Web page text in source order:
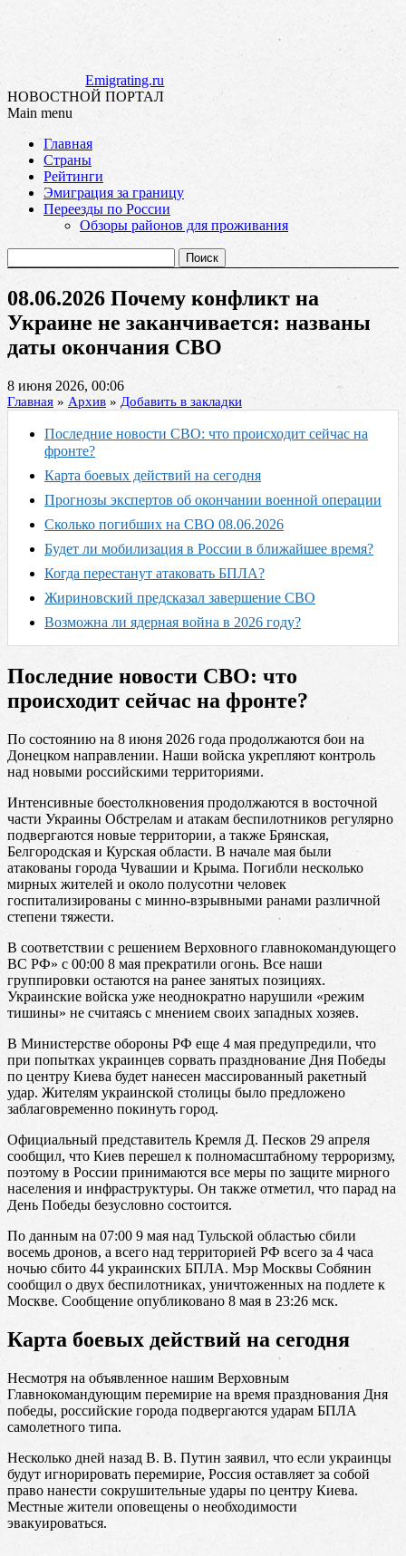
Emigrating.ru
НОВОСТНОЙ ПОРТАЛ
Main menu
content
Главная
Страны
Рейтинги
Эмиграция за границу
Переезды по России
Обзоры районов для проживания
08.06.2026 Почему конфликт на
Украине не заканчивается: названы
даты окончания СВО
8 июня 2026, 00:06
Главная » Архив » Добавить в закладки
Последние новости СВО: что происходит сейчас на
фронте?
Карта боевых действий на сегодня
Прогнозы экспертов об окончании военной операции
Сколько погибших на СВО 08.06.2026
Будет ли мобилизация в России в ближайшее время?
Когда перестанут атаковать БПЛА?
Жириновский предсказал завершение СВО
Возможна ли ядерная война в 2026 году?
Последние новости СВО: что
происходит сейчас на фронте?
По состоянию на 8 июня 2026 года продолжаются бои на
Донецком направлении. Наши войска укрепляют контроль
над новыми российскими территориями.
Интенсивные боестолкновения продолжаются в восточной
части Украины Обстрелам и атакам беспилотников регулярно
подвергаются новые территории, а также Брянская,
Белгородская и Курская области. В начале мая были
атакованы города Чувашии и Крыма. Погибли несколько
мирных жителей и около полусотни человек
госпитализированы с минно-взрывными ранами различной
степени тяжести.
В соответствии с решением Верховного главнокомандующего
ВС РФ» с 00:00 8 мая прекратили огонь. Все наши
группировки остаются на ранее занятых позициях.
Украинские войска уже неоднократно нарушили «режим
тишины» не считаясь с мнением своих западных хозяев.
В Министерстве обороны РФ еще 4 мая предупредили, что
при попытках украинцев сорвать празднование Дня Победы
по центру Киева будет нанесен массированный ракетный
удар. Жителям украинской столицы было предложено
заблаговременно покинуть город.
Официальный представитель Кремля Д. Песков 29 апреля
сообщил, что Киев перешел к полномасштабному терроризму,
поэтому в России принимаются все меры по защите мирного
населения и инфраструктуры. Он также отметил, что парад на
День Победы безусловно состоится.
По данным на 07:00 9 мая над Тульской областью сбили
восемь дронов, а всего над территорией РФ всего за 4 часа
ночью сбито 44 украинских БПЛА. Мэр Москвы Собянин
сообщил о двух беспилотниках, уничтоженных на подлете к
Москве. Сообщение опубликовано 8 мая в 23:26 мск.
Карта боевых действий на сегодня
Несмотря на объявленное нашим Верховным
Главнокомандующим перемирие на время празднования Дня
победы, российские города подвергаются ударам БПЛА
самолетного типа.
Несколько дней назад В. В. Путин заявил, что если украинцы
будут игнорировать перемирие, Россия оставляет за собой
право нанести сокрушительные удары по центру Киева.
Местные жители оповещены о необходимости
эвакуироваться.